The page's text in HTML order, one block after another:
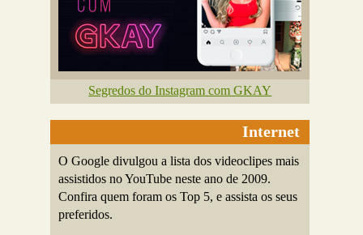
Segredos do Instagram com GKAY
Internet
O Google divulgou a lista dos videoclipes mais
assistidos no YouTube neste ano de 2009.
Confira quem foram os Top 5, e assista os seus
preferidos.